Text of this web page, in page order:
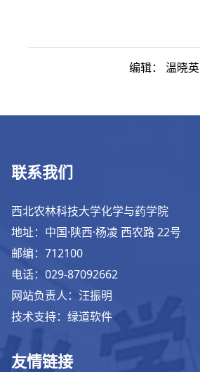
编辑： 温晓英
联系我们
西北农林科技大学化学与药学院
地址：中国·陕西·杨凌 西农路 22号
邮编：712100
电话：029-87092662
网站负责人：汪振明
技术支持：绿道软件
友情链接